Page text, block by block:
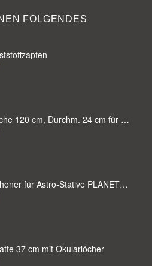
FOLGENDES
Stativtasche 120 cm, Durchm. 24 cm für UNI
Bodenschoner für Astro-Stative PLANET und UNI
37 cm mit Okularlöcher